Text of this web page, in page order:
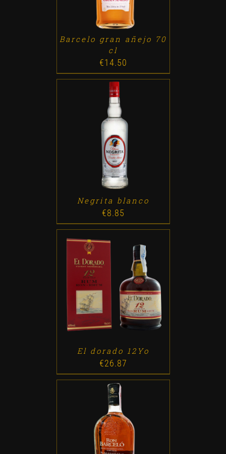
Barcelo gran añejo 70
cl
€14.50
ADD TO CART /
Negrita blanco
€8.85
ADD TO CART / DETALLES
El dorado 12Yo
€26.87
ADD TO CART /